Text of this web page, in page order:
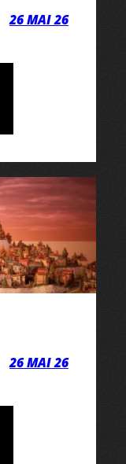
26 MAI 26
26 MAI 26